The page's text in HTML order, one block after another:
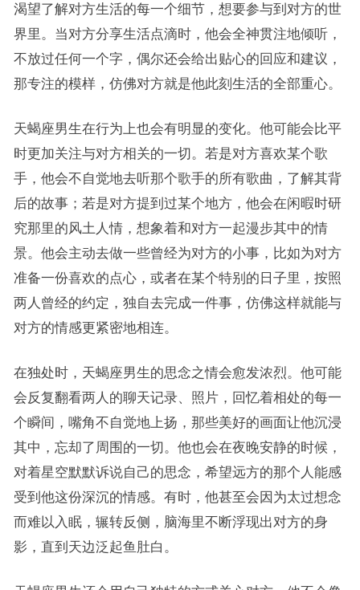
渴望了解对方生活的每一个细节，想要参与到对方的世
界里。当对方分享生活点滴时，他会全神贯注地倾听，
不放过任何一个字，偶尔还会给出贴心的回应和建议，
那专注的模样，仿佛对方就是他此刻生活的全部重心。
天蝎座男生在行为上也会有明显的变化。他可能会比平
时更加关注与对方相关的一切。若是对方喜欢某个歌
手，他会不自觉地去听那个歌手的所有歌曲，了解其背
后的故事；若是对方提到过某个地方，他会在闲暇时研
究那里的风土人情，想象着和对方一起漫步其中的情
景。他会主动去做一些曾经为对方的小事，比如为对方
准备一份喜欢的点心，或者在某个特别的日子里，按照
两人曾经的约定，独自去完成一件事，仿佛这样就能与
对方的情感更紧密地相连。
在独处时，天蝎座男生的思念之情会愈发浓烈。他可能
会反复翻看两人的聊天记录、照片，回忆着相处的每一
个瞬间，嘴角不自觉地上扬，那些美好的画面让他沉浸
其中，忘却了周围的一切。他也会在夜晚安静的时候，
对着星空默默诉说自己的思念，希望远方的那个人能感
受到他这份深沉的情感。有时，他甚至会因为太过想念
而难以入眠，辗转反侧，脑海里不断浮现出对方的身
影，直到天边泛起鱼肚白。